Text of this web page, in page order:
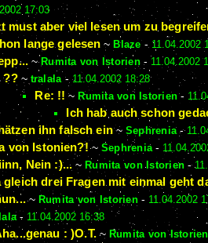
17:03
must aber viel lesen um zu
lange gelesen ~ Blaze- 11.04.2002
~ Rumita von Istorien- 11.04.2002
??~ tralala- 11.04.2002 18:28
Re: !! ~ Rumita von Istorien-
Ich hab auch schon
ihn falsch ein~ Sephrenia-
von Istonien?! ~ Sephrenia-
Nein :)... ~ Rumita von Istorien -
gleich drei Fragen mit einmal geht
~ Rumita von Istorien- 11.04.2002
- 11.04.2002 16:38
: )O.T.~ Rumita von Istorien